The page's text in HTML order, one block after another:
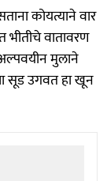
कोयत्याने वार
वातावरण
मुलाने
सूड उगवत हा खून